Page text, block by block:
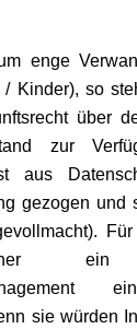
enge
/ Kinder), so
über
zur
aus
gezogen und
.
ein
sie würden